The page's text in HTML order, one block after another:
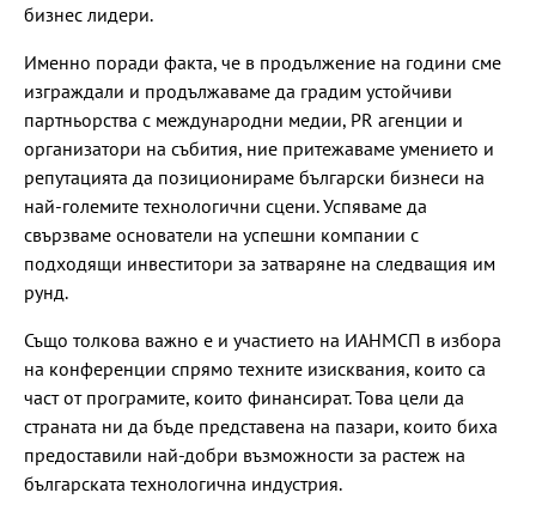
бизнес лидери.
Именно поради факта, че в продължение на години сме
изграждали и продължаваме да градим устойчиви
партньорства с международни медии, PR агенции и
организатори на събития, ние притежаваме умението и
репутацията да позиционираме български бизнеси на
най-големите технологични сцени. Успяваме да
свързваме основатели на успешни компании с
подходящи инвеститори за затваряне на следващия им
рунд.
Също толкова важно е и участието на ИАНМСП в избора
на конференции спрямо техните изисквания, които са
част от програмите, които финансират. Това цели да
страната ни да бъде представена на пазари, които биха
предоставили най-добри възможности за растеж на
българската технологична индустрия.